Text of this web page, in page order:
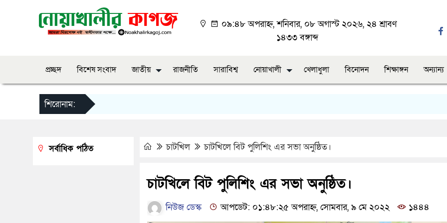
০৯:৪৮ অপরাহ্ন, শনিবার, ০৮ অগাস্ট ২০২৬, ২৪ শ্রাবণ
১৪৩৩ বঙ্গাব্দ
প্রচ্ছদ বিশেষ সংবাদ জাতীয় রাজনীতি সারাবিশ্ব নোয়াখালী খেলাধুলা বিনোদন শিক্ষাঙ্গন অন্যান্য
শিরোনাম:
চাটখিল চাটখিলে বিট পুলিশিং এর সভা অনুষ্ঠিত।
চাটখিলে বিট পুলিশিং এর সভা অনুষ্ঠিত।
নিউজ ডেস্ক আপডেট: ০১:৪৮:২৫ অপরাহ্ন, সোমবার, ৯ মে ২০২২ ১৪৪৪
সর্বাধিক পঠিত